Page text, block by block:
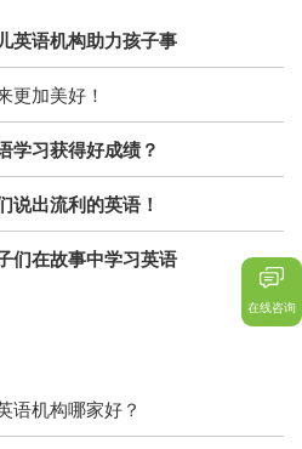
英语机构助力孩子事
更加美好！
学习获得好成绩？
说出流利的英语！
们在故事中学习英语
语机构哪家好？
在线咨询